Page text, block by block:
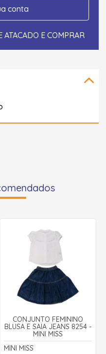
conta
ATACADO E COMPRAR
CONJUNTO FEMININO
BLUSA E SAIA JEANS 8254 -
MINI MISS
MINI MISS